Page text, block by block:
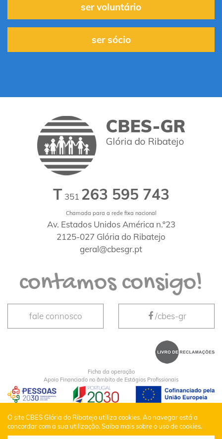
ser voluntário
ser sócio
T 351 263 595 743
Chamada para a rede fixa nacional
Av. Estados Unidos América n.º23
2125-027 Glória do Ribatejo
geral@cbesgr.pt
contamos consigo!
fale connosco /cbes-gr
Ficha da operação
Apoio Financiado no âmbito de Estágios Profissionais
CBES Glória do Ribatejo © Todos os Direitos
Reservados |Política de Privacidade
O site CBES Glória do Ribatejo utiliza cookies. Ao navegar está a
concordar com a sua utilização. Saiba mais sobre o uso de cookies.